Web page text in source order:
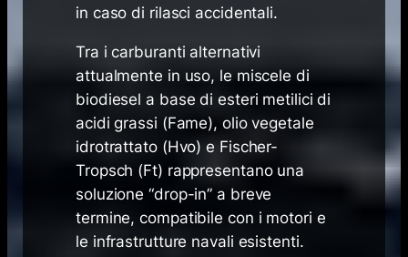
in caso di rilasci accidentali.
Tra i carburanti alternativi
attualmente in uso, le miscele di
biodiesel a base di esteri metilici di
acidi grassi (Fame), olio vegetale
idrotrattato (Hvo) e Fischer-
Tropsch (Ft) rappresentano una
soluzione “drop-in” a breve
termine, compatibile con i motori e
le infrastrutture navali esistenti.